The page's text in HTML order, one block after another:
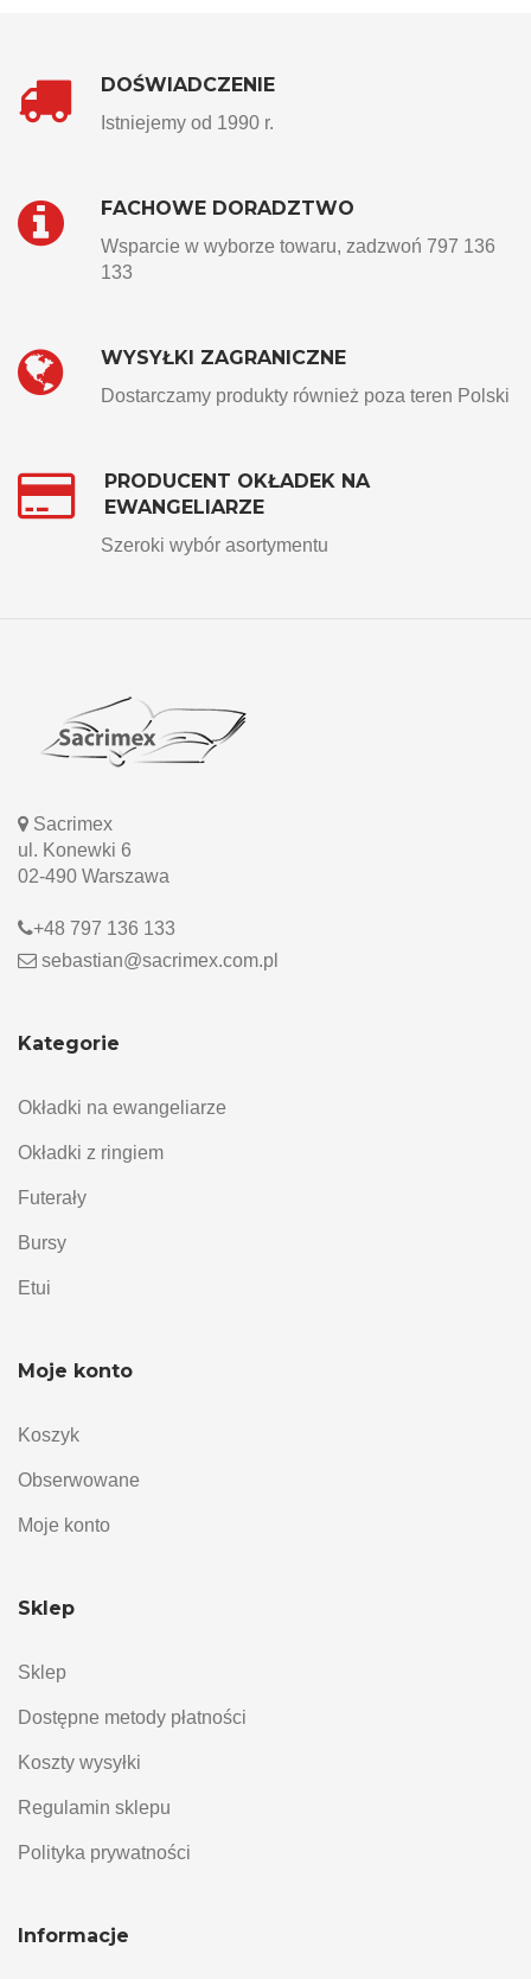
DOŚWIADCZENIE
Istniejemy od 1990 r.
FACHOWE DORADZTWO
Wsparcie w wyborze towaru, zadzwoń 797 136
133
WYSYŁKI ZAGRANICZNE
Dostarczamy produkty również poza teren Polski
PRODUCENT OKŁADEK NA
EWANGELIARZE
Szeroki wybór asortymentu
Sacrimex
ul. Konewki 6
02-490 Warszawa
+48 797 136 133
sebastian@sacrimex.com.pl
Kategorie
Okładki na ewangeliarze
Okładki z ringiem
Futerały
Bursy
Etui
Moje konto
Koszyk
Obserwowane
Moje konto
Sklep
Sklep
Dostępne metody płatności
Koszty wysyłki
Regulamin sklepu
Polityka prywatności
Informacje